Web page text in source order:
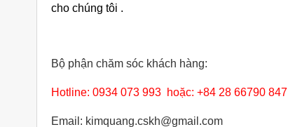
cho chúng tôi .
Bộ phận chăm sóc khách hàng:
Hotline: 0934 073 993 hoặc: +84 28 66790 847
Email: kimquang.cskh@gmail.com